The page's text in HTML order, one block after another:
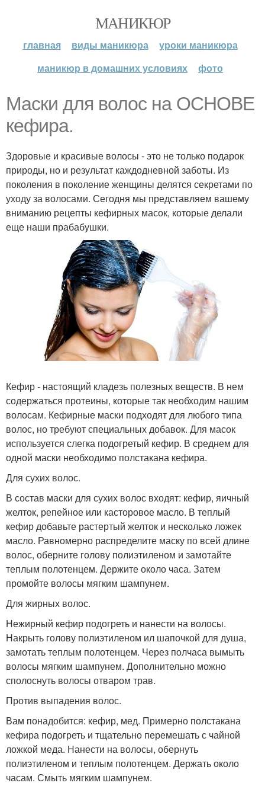
МАНИКЮР
главная виды маникюра
уроки маникюра
маникюр в домашних условиях
фото
Маски для волос на ОСНОВЕ
кефира.
Здоровые и красивые волосы - это не только подарок
природы, но и результат каждодневной заботы. Из
поколения в поколение женщины делятся секретами по
уходу за волосами. Сегодня мы представляем вашему
вниманию рецепты кефирных масок, которые делали
еще наши прабабушки.
Кефир - настоящий кладезь полезных веществ. В нем
содержаться протеины, которые так необходим нашим
волосам. Кефирные маски подходят для любого типа
волос, но требуют специальных добавок. Для масок
используется слегка подогретый кефир. В среднем для
одной маски необходимо полстакана кефира.
Для сухих волос.
В состав маски для сухих волос входят: кефир, яичный
желток, репейное или касторовое масло. В теплый
кефир добавьте растертый желток и несколько ложек
масло. Равномерно распределите маску по всей длине
волос, оберните голову полиэтиленом и замотайте
теплым полотенцем. Держите около часа. Затем
промойте волосы мягким шампунем.
Для жирных волос.
Нежирный кефир подогреть и нанести на волосы.
Накрыть голову полиэтиленом ил шапочкой для душа,
замотать теплым полотенцем. Через полчаса вымыть
волосы мягким шампунем. Дополнительно можно
сполоснуть волосы отваром трав.
Против выпадения волос.
Вам понадобится: кефир, мед. Примерно полстакана
кефира подогреть и тщательно перемешать с чайной
ложкой меда. Нанести на волосы, обернуть
полиэтиленом и теплым полотенцем. Держать около
часам. Смыть мягким шампунем.